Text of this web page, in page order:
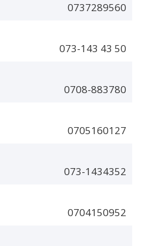
0737289560
073-143 43 50
0708-883780
0705160127
073-1434352
0704150952